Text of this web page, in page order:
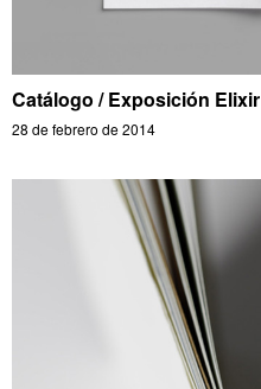
Catálogo / Exposición Elixir
28 de febrero de 2014